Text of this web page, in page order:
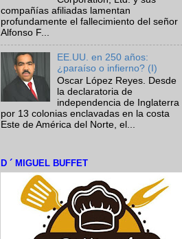
compañías afiliadas lamentan
profundamente el fallecimiento del señor
Alfonso F...
EE.UU. en 250 años:
¿paraíso o infierno? (I)
Oscar López Reyes. Desde
la declaratoria de
independencia de Inglaterra
por 13 colonias enclavadas en la costa
Este de América del Norte, el...
D ´ MIGUEL BUFFET